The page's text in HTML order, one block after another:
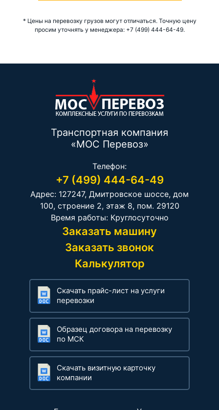
* Цены на перевозку грузов могут отличаться. Точную цену
просим уточнять у менеджера: +7 (499) 444-64-49.
Транспортная компания
«МОС Перевоз»
Телефон:
+7 (499) 444-64-49
Адрес: 127247, Дмитровское шоссе, дом
100, строение 2, этаж 8, пом. 29120
Время работы: Круглосуточно
Заказать машину
Заказать звонок
Калькулятор
Скачать прайс-лист на услуги
перевозки
Образец договора на перевозку
по МСК
Скачать визитную карточку
компании